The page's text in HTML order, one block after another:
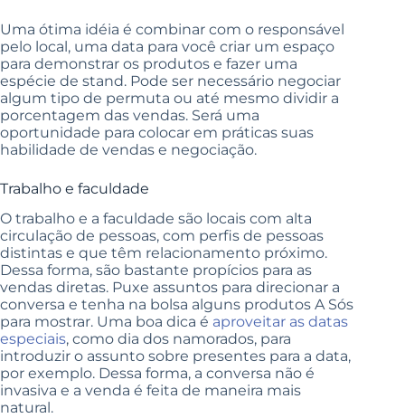
Uma ótima idéia é combinar com o responsável
pelo local, uma data para você criar um espaço
para demonstrar os produtos e fazer uma
espécie de stand. Pode ser necessário negociar
algum tipo de permuta ou até mesmo dividir a
porcentagem das vendas. Será uma
oportunidade para colocar em práticas suas
habilidade de vendas e negociação.
Trabalho e faculdade
O trabalho e a faculdade são locais com alta
circulação de pessoas, com perfis de pessoas
distintas e que têm relacionamento próximo.
Dessa forma, são bastante propícios para as
vendas diretas. Puxe assuntos para direcionar a
conversa e tenha na bolsa alguns produtos A Sós
para mostrar. Uma boa dica é aproveitar as datas
especiais, como dia dos namorados, para
introduzir o assunto sobre presentes para a data,
por exemplo. Dessa forma, a conversa não é
invasiva e a venda é feita de maneira mais
natural.